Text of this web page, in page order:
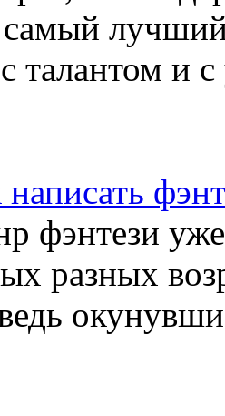
самый
талантом и
фэнтези
разных